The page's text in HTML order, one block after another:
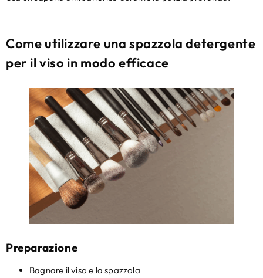
Come utilizzare una spazzola detergente
per il viso in modo efficace
Preparazione
Bagnare il viso e la spazzola